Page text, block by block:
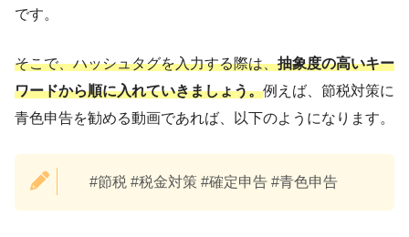
です。
そこで、ハッシュタグを入力する際は、抽象度の高いキー
ワードから順に入れていきましょう。例えば、節税対策に
青色申告を勧める動画であれば、以下のようになります。
#節税 #税金対策 #確定申告 #青色申告